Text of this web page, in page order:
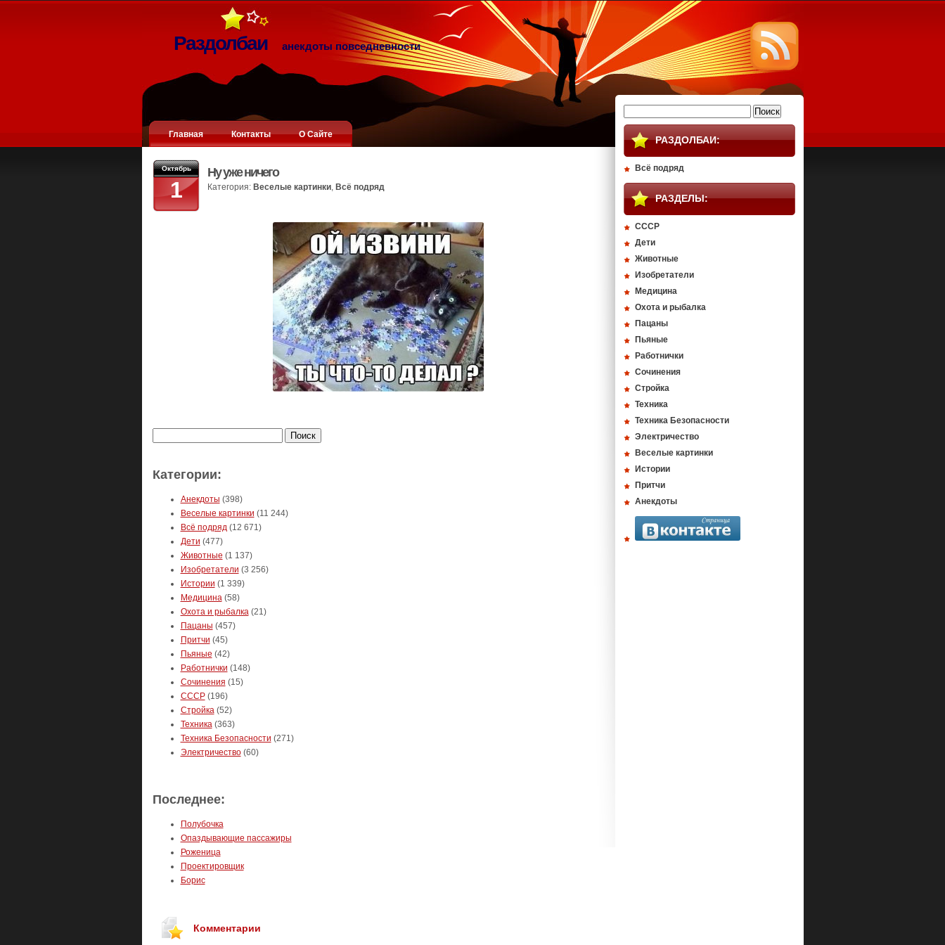
Раздолбаи анекдоты повседневности
Главная Контакты О Сайте
Октябрь
1
Ну уже ничего
Категория: Веселые картинки, Всё подряд
Категории:
Анекдоты (398)
Веселые картинки (11 244)
Всё подряд(12 671)
Дети (477)
Животные (1 137)
Изобретатели (3 256)
Истории (1 339)
Медицина(58)
Охота и рыбалка(21)
Пацаны (457)
Притчи (45)
Пьяные (42)
Работнички (148)
Сочинения (15)
СССР(196)
Стройка(52)
Техника(363)
Техника Безопасности (271)
Электричество(60)
Последнее:
Полубочка
Опаздывающие пассажиры
Роженица
Проектировщик
Борис
Комментарии
РАЗДОЛБАИ:
Всё подряд
РАЗДЕЛЫ:
СССР
Дети
Животные
Изобретатели
Медицина
Охота и рыбалка
Пацаны
Пьяные
Работнички
Сочинения
Стройка
Техника
Техника Безопасности
Электричество
Веселые картинки
Истории
Притчи
Анекдоты